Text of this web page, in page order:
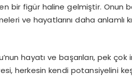
bir figür haline gelmiştir. Onun
ve hayatlarını daha anlamlı
hayatı ve başarıları, pek
herkesin kendi potansiyelini